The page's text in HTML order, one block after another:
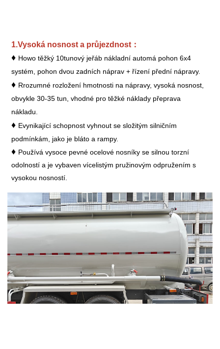
1.Vysoká nosnost a průjezdnost ：
♦ Howo těžký 10tunový jeřáb nákladní automá pohon 6x4
systém, pohon dvou zadních náprav + řízení přední nápravy.
♦ Rrozumné rozložení hmotnosti na nápravy, vysoká nosnost,
obvykle 30-35 tun, vhodné pro těžké náklady přeprava
nákladu.
♦ Evynikající schopnost vyhnout se složitým silničním
podmínkám, jako je bláto a rampy.
♦ Používá vysoce pevné ocelové nosníky se silnou torzní
odolností a je vybaven vícelistým pružinovým odpružením s
vysokou nosností.